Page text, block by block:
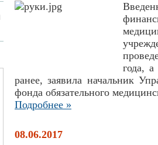
года,
ранее, заявила начальник
фонда обязательного
Подробнее »
08.06.2017